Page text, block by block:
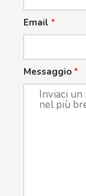
Email *
Messaggio *